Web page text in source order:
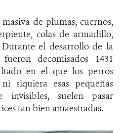
de plumas, cuernos,
colas de armadillo,
el desarrollo de la
fueron decomisados 1431
en el que los perros
siquiera esas pequeñas
invisibles, suelen pasar
tan bien amaestradas.